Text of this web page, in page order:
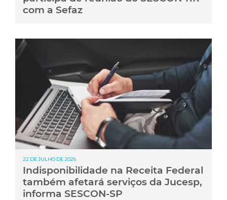
com a Sefaz
22 DE JULHO DE 2026
Indisponibilidade na Receita Federal
também afetará serviços da Jucesp,
informa SESCON-SP